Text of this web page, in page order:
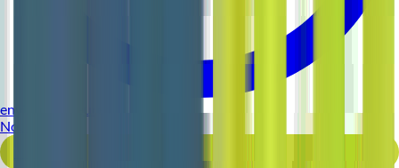
environ 11 heures
Nouveau